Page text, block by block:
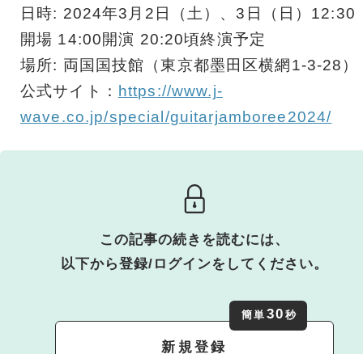
日時: 2024年3月2日（土）、3日（日）12:30
開場 14:00開演 20:20頃終演予定
場所: 両国国技館（東京都墨田区横網1-3-28）
公式サイト： https://www.j-
wave.co.jp/special/guitarjamboree2024/
この記事の続きを読むには、
以下から登録/ログインをしてください。
新規登録
簡単 30 秒